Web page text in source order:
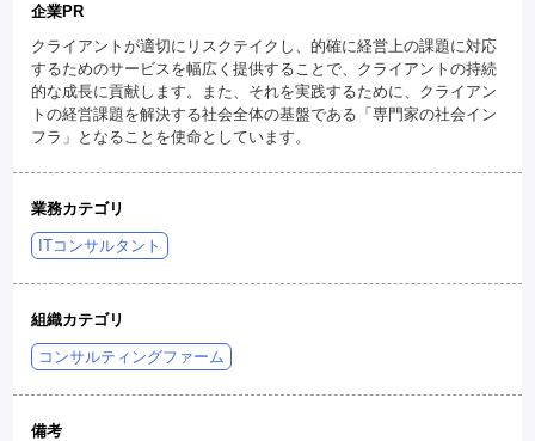
企業PR
クライアントが適切にリスクテイクし、的確に経営上の課題に対応
するためのサービスを幅広く提供することで、クライアントの持続
的な成長に貢献します。また、それを実践するために、クライアン
トの経営課題を解決する社会全体の基盤である「専門家の社会イン
フラ」となることを使命としています。
業務カテゴリ
ITコンサルタント
組織カテゴリ
コンサルティングファーム
備考